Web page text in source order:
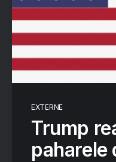
EXTERNE
Trump
paharele